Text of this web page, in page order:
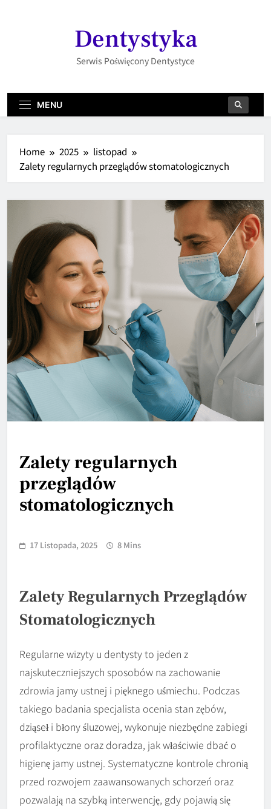
Dentystyka
Serwis Poświęcony Dentystyce
MENU
Home 2025
listopad
Zalety regularnych przeglądów stomatologicznych
Zalety regularnych
przeglądów
stomatologicznych
17 Listopada, 2025 8 Mins
Zalety Regularnych Przeglądów
Stomatologicznych
Regularne wizyty u dentysty to jeden z
najskuteczniejszych sposobów na zachowanie
zdrowia jamy ustnej i pięknego uśmiechu. Podczas
takiego badania specjalista ocenia stan zębów,
dziąseł i błony śluzowej, wykonuje niezbędne zabiegi
profilaktyczne oraz doradza, jak właściwie dbać o
higienę jamy ustnej. Systematyczne kontrole chronią
przed rozwojem zaawansowanych schorzeń oraz
pozwalają na szybką interwencję, gdy pojawią się